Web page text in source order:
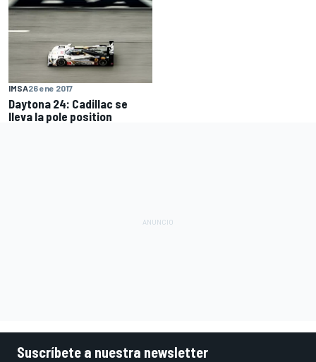
IMSA26 ene 2017
Daytona 24: Cadillac se
lleva la pole position
Suscríbete a nuestra newsletter